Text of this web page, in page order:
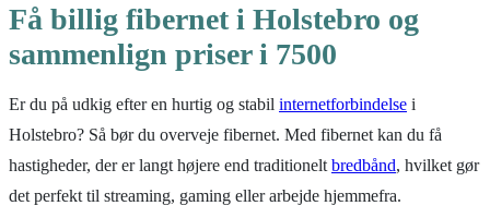
Få billig fibernet i Holstebro og
sammenlign priser i 7500
Er du på udkig efter en hurtig og stabil internetforbindelse i
Holstebro? Så bør du overveje fibernet. Med fibernet kan du få
hastigheder, der er langt højere end traditionelt bredbånd, hvilket gør
det perfekt til streaming, gaming eller arbejde hjemmefra.